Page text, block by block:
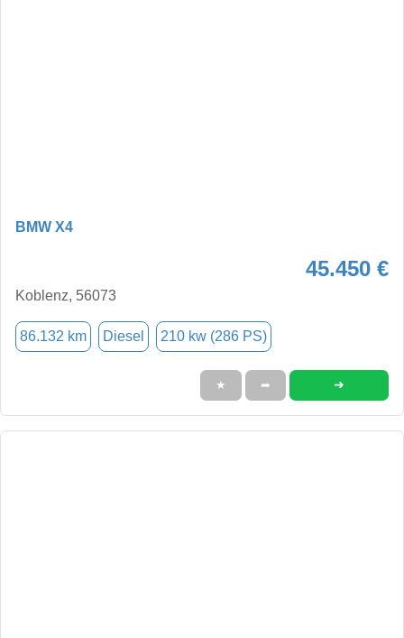
BMW X4
45.450 €
Koblenz, 56073
86.132 km Diesel 210 kw (286 PS)
★ ➦ ➜